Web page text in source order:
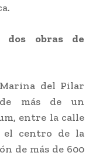
obras de
del Pilar
más de un
entre la calle
el centro de la
de más de 600